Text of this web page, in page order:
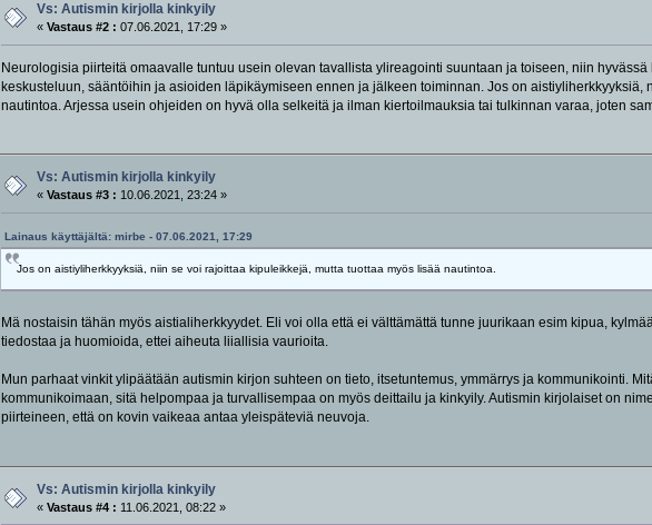
Vs: Autismin kirjolla kinkyily
«Vastaus #2 : 07.06.2021, 17:29 »
Neurologisia piirteitä omaavalle tuntuu usein olevan tavallista ylireagointi suuntaan ja toiseen, niin
keskusteluun, sääntöihin ja asioiden läpikäymiseen ennen ja jälkeen toiminnan. Jos on
nautintoa. Arjessa usein ohjeiden on hyvä olla selkeitä ja ilman kiertoilmauksia tai tulkinnan varaa, joten
Vs: Autismin kirjolla kinkyily
«Vastaus #3 : 10.06.2021, 23:24 »
Lainaus käyttäjältä: mirbe - 07.06.2021, 17:29
Jos on aistiyliherkkyyksiä, niin se voi rajoittaa kipuleikkejä, mutta tuottaa myös lisää nautintoa.
Mä nostaisin tähän myös aistialiherkkyydet. Eli voi olla että ei välttämättä tunne juurikaan esim kipua,
tiedostaa ja huomioida, ettei aiheuta liiallisia vaurioita.
Mun parhaat vinkit ylipäätään autismin kirjon suhteen on tieto, itsetuntemus, ymmärrys ja kommunikointi.
kommunikoimaan, sitä helpompaa ja turvallisempaa on myös deittailu ja kinkyily. Autismin kirjolaiset on
piirteineen, että on kovin vaikeaa antaa yleispäteviä neuvoja.
Vs: Autismin kirjolla kinkyily
«Vastaus #4 : 11.06.2021, 08:22 »